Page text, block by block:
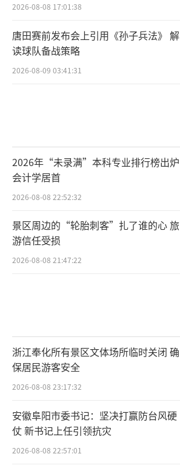
2026-08-08 17:01:38
唐田赛前发布会上引用《孙子兵法》 解
读球队备战策略
2026-08-09 03:41:31
2026年“未录满”本科专业排行榜出炉
会计学居首
2026-08-08 22:52:32
景区周边的“轮胎刺客”扎了谁的心 旅
游信任受损
2026-08-08 21:47:22
浙江奉化所有景区文体场所临时关闭 确
保居民游客安全
2026-08-08 23:17:32
安徽阜阳市委书记：坚决打赢防台风硬
仗 新书记上任引领抗灾
2026-08-08 22:57:01